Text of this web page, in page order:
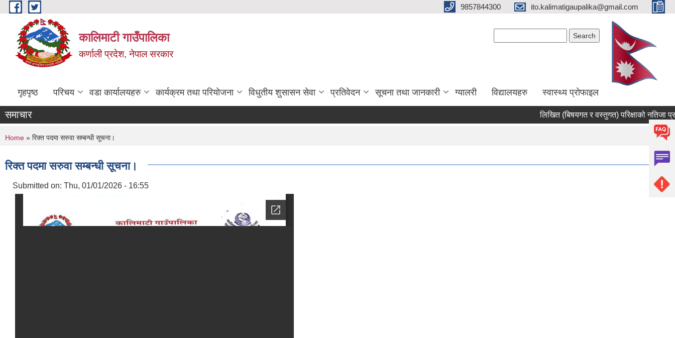
Skip to main content 9857844300 ito.kalimatigaupalika@gmail.com
कालिमाटी गाउँपालिका
कर्णाली प्रदेश, नेपाल सरकार
गृहपृष्ठ परिचय वडा कार्यालयहरु कार्यक्रम तथा परियोजना विधुतीय शुसासन सेवा प्रतिवेदन सूचना तथा जानकारी ग्यालरी विद्यालयहरु स्वास्थ्य प्राेफाइल
समाचार लिखित (बिषयगत र वस्तुगत) परिक्षाको नतिजा
You are here
Home » रिक्त पदमा सरुवा सम्बन्धी सूचना।
रिक्त पदमा सरुवा सम्बन्धी सूचना।
Submitted on: Thu, 01/01/2026 - 16:55